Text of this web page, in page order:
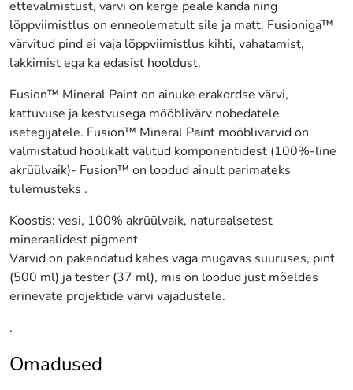
ettevalmistust, värvi on kerge peale kanda ning
lõppviimistlus on enneolematult sile ja matt. Fusioniga™
värvitud pind ei vaja lõppviimistlus kihti, vahatamist,
lakkimist ega ka edasist hooldust.
Fusion™ Mineral Paint on ainuke erakordse värvi,
kattuvuse ja kestvusega mööblivärv nobedatele
isetegijatele. Fusion™ Mineral Paint mööblivärvid on
valmistatud hoolikalt valitud komponentidest (100%-line
akrüülvaik)- Fusion™ on loodud ainult parimateks
tulemusteks .
Koostis: vesi, 100% akrüülvaik, naturaalsetest
mineraalidest pigment
Värvid on pakendatud kahes väga mugavas suuruses, pint
(500 ml) ja tester (37 ml), mis on loodud just mõeldes
erinevate projektide värvi vajadustele.
.
Omadused